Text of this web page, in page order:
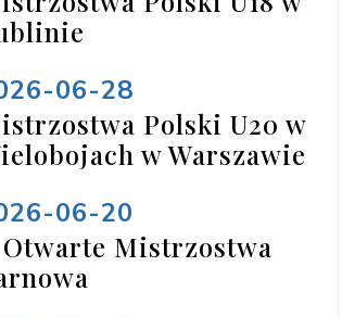
06-28
Polski U20 w
w Warszawie
06-20
Mistrzostwa